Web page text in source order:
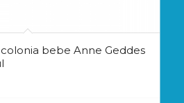
bebe Anne Geddes